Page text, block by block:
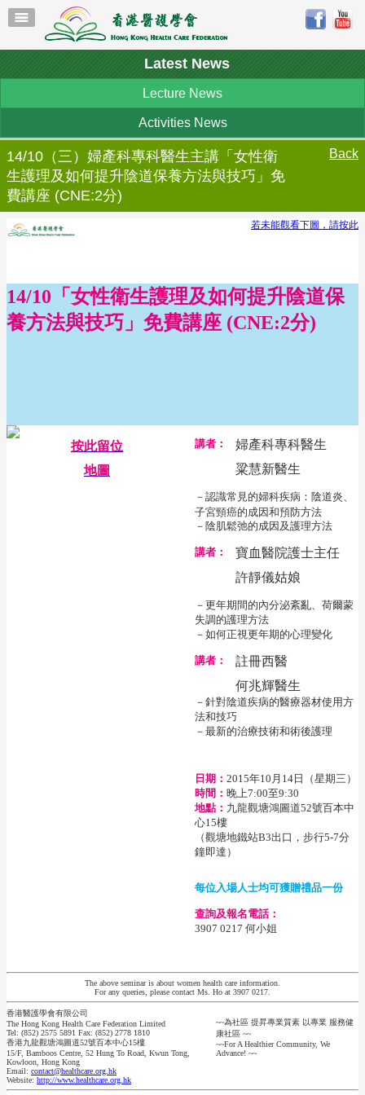
Latest News
Lecture News
Activities News
14/10（三）婦產科專科醫生主講「女性衛
生護理及如何提升陰道保養方法與技巧」免
費講座 (CNE:2分)
Back
若未能觀看下圖，請按此
14/10「女性衛生護理及如何提升陰道保
養方法與技巧」免費講座 (CNE:2分)
按此留位
地圖
講者：
婦產科專科醫生
粱慧新醫生
－認識常見的婦科疾病：陰道炎、
子宮頸癌的成因和預防方法
－陰肌鬆弛的成因及護理方法
講者：
寶血醫院護士主任
許靜儀姑娘
－更年期間的內分泌紊亂、荷爾蒙
失調的護理方法
－如何正視更年期的心理變化
講者：
註冊西醫
何兆輝醫生
－針對陰道疾病的醫療器材使用方
法和技巧
－最新的治療技術和術後護理
日期： 2015年10月14日（星期三）
時間： 晚上7:00至9:30
地點： 九龍觀塘鴻圖道52號百本中
心15樓
（觀塘地鐵站B3出口，步行5-7分
鐘即達）
每位入場人士均可獲贈禮品一份
查詢及報名電話：
3907 0217 何小姐
The above seminar is about women health care information.
For any queries, please contact Ms. Ho at 3907 0217.
香港醫護學會有限公司
The Hong Kong Health Care Federation Limited
Tel: (852) 2575 5891 Fax: (852) 2778 1810
香港九龍觀塘鴻圖道52號百本中心15樓
15/F, Bamboos Centre, 52 Hung To Road, Kwun Tong,
Kowloon, Hong Kong
Email: contact@healthcare.org.hk
Website: http://www.healthcare.org.hk
~~為社區 提昇專業質素 以專業 服務健
康社區 ~~
~~For A Healthier Community, We
Advance! ~~